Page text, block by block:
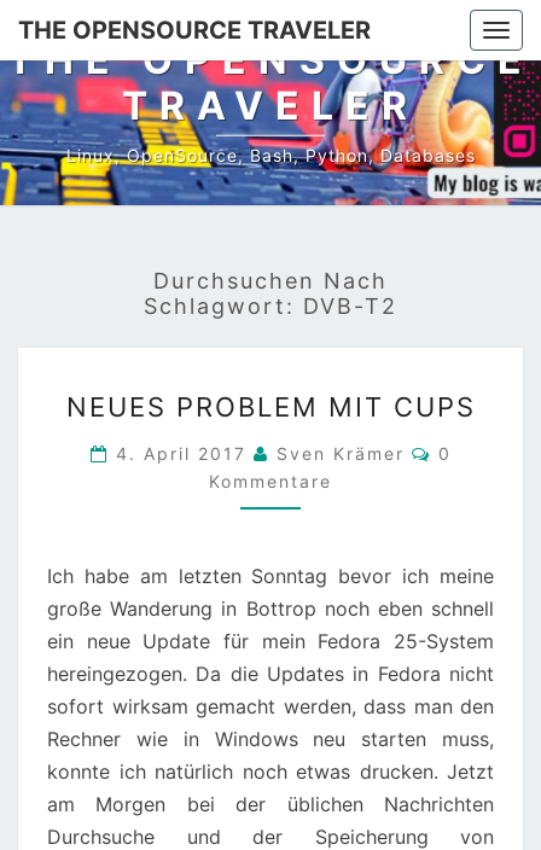
THE OPENSOURCE TRAVELER
THE OPENSOURCE
TRAVELER
Linux, OpenSource, Bash, Python, Databases
Durchsuchen Nach
Schlagwort: DVB-T2
PROBLEM
MIT
CUPS
NEUES PROBLEM MIT CUPS
4. April 2017 Sven Krämer
0
Kommentare
Ich habe am letzten Sonntag bevor ich meine
große Wanderung in Bottrop noch eben schnell
ein neue Update für mein Fedora 25-System
hereingezogen. Da die Updates in Fedora nicht
sofort wirksam gemacht werden, dass man den
Rechner wie in Windows neu starten muss,
konnte ich natürlich noch etwas drucken. Jetzt
am Morgen bei der üblichen Nachrichten
Durchsuche und der Speicherung von